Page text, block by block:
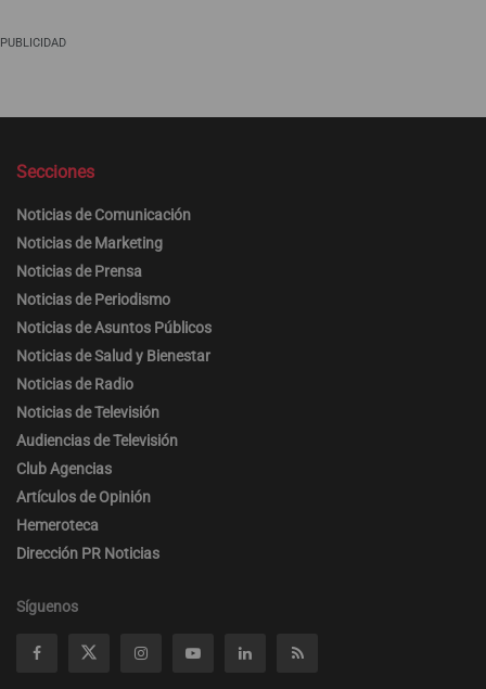
PUBLICIDAD
Secciones
Noticias de Comunicación
Noticias de Marketing
Noticias de Prensa
Noticias de Periodismo
Noticias de Asuntos Públicos
Noticias de Salud y Bienestar
Noticias de Radio
Noticias de Televisión
Audiencias de Televisión
Club Agencias
Artículos de Opinión
Hemeroteca
Dirección PR Noticias
Síguenos